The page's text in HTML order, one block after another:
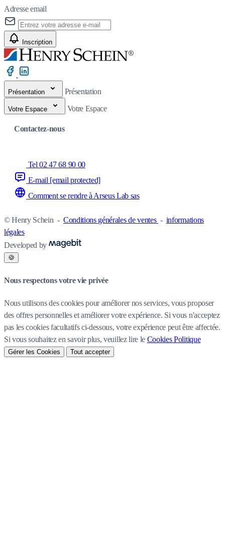
Adresse email
Inscription
Présentation Présentation
Votre Espace Votre Espace
Contactez-nous
Tel 02 47 68 90 00
E-mail [email protected]
Comment se rendre à Arseus Lab sas
© Henry Schein - Conditions générales de ventes - informations
légales
Developed by
🍪
Nous respectons votre vie privée
Nous utilisons des cookies pour améliorer nos services, vous proposer
des offres personnelles et améliorer votre expérience. Si vous n'acceptez
pas les cookies facultatifs ci-dessous, votre expérience peut être affectée.
Si vous souhaitez en savoir plus, veuillez lire le Cookies Politique
Gérer les Cookies Tout accepter